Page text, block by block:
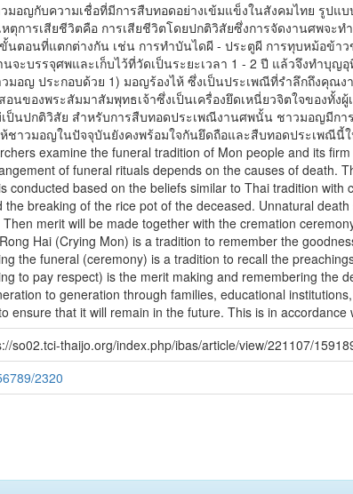
อญกับความเชื่อที่มีการสืบทอดอย่างเข้มแข็งในสังคมไทย รูป
การเสียชีวิตคือ การเสียชีวิตโดยปกติวิสัยซึ่งการจัดงานศพจะ
ตอนที่แตกต่างกัน เช่น การทำบันไดผี - ประตูผี การทุบหม้อข้าว
จะบรรจุศพและเก็บไว้ที่วัดเป็นระยะเวลา 1 - 2 ปี แล้วจึงทำบุ
อญ ประกอบด้วย 1) มอญร้องไห้ ซึ่งเป็นประเพณีที่รำลึกถึงคุณง
นของพระสัมมาสัมพุทธเจ้าซึ่งเป็นเครื่องยึดเหนี่ยวจิตใจของทั้ง
ป็นปกติวิสัย สำหรับการสืบทอดประเพณีงานศพนั้น ชาวมอญมีก
ชาวมอญในปัจจุบันยังคงพร้อมใจกันยึดถือและสืบทอดประเพณี
examine the funeral tradition of Mon people and its
of funeral rituals depends on the causes of death.
conducted based on the beliefs similar to Thai tradition
breaking of the rice pot of the deceased. Unnatural
merit will be made together with the cremation
Hai (Crying Mon) is a tradition to remember the
the funeral (ceremony) is a tradition to recall the
to pay respect) is the merit making and remembering the
to generation through families, educational
ensure that it will remain in the future. This is in
thaijo.org/index.php/ibas/article/view/221107/
2320